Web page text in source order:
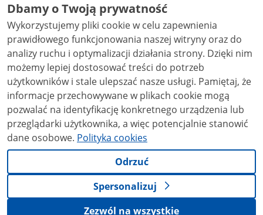
All content published on this website is covered by a
Creative Commons Attribution 3.0 PLlicense, unless
stated otherwise.
Dbamy o Twoją prywatność
Wykorzystujemy pliki cookie w celu zapewnienia
prawidłowego funkcjonowania naszej witryny oraz do
analizy ruchu i optymalizacji działania strony. Dzięki nim
możemy lepiej dostosować treści do potrzeb
użytkowników i stale ulepszać nasze usługi. Pamiętaj, że
informacje przechowywane w plikach cookie mogą
pozwalać na identyfikację konkretnego urządzenia lub
przeglądarki użytkownika, a więc potencjalnie stanowić
dane osobowe. Polityka cookies
Odrzuć
Spersonalizuj
Zezwól na wszystkie